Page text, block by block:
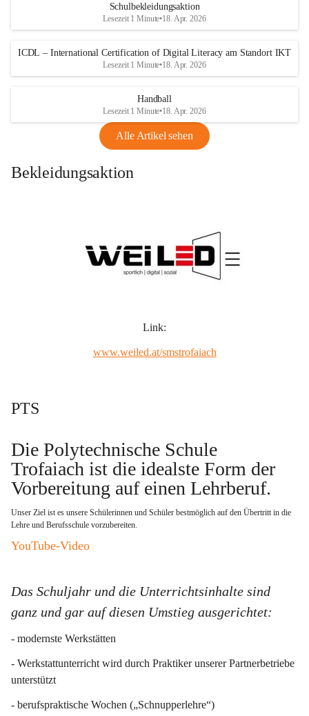
Schulbekleidungsaktion
Lesezeit 1 Minute•18. Apr. 2026
ICDL – International Certification of Digital Literacy am Standort IKT
Lesezeit 1 Minute•18. Apr. 2026
Handball
Lesezeit 1 Minute•18. Apr. 2026
Alle Artikel sehen
Bekleidungsaktion
Link:
www.weiled.at/smstrofaiach
PTS
Die Polytechnische Schule
Trofaiach ist die idealste Form der
Vorbereitung auf einen Lehrberuf.
Unser Ziel ist es unsere Schülerinnen und Schüler bestmöglich auf den Übertritt in die
Lehre und Berufsschule vorzubereiten.
YouTube-Video
Das Schuljahr und die Unterrichtsinhalte sind
ganz und gar auf diesen Umstieg ausgerichtet:
- modernste Werkstätten
- Werkstattunterricht wird durch Praktiker unserer Partnerbetriebe
unterstützt
- berufspraktische Wochen („Schnupperlehre“)